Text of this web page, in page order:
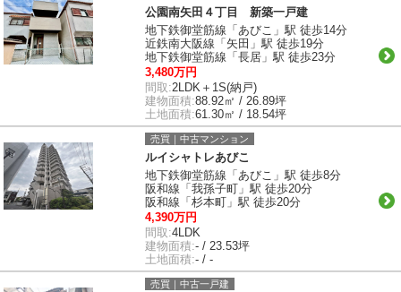
公園南矢田４丁目 新築一戸建
地下鉄御堂筋線「あびこ」駅 徒歩14分
近鉄南大阪線「矢田」駅 徒歩19分
地下鉄御堂筋線「長居」駅 徒歩23分
3,480万円
間取:2LDK＋1S(納戸)
建物面積:88.92㎡ / 26.89坪
土地面積:61.30㎡ / 18.54坪
売買｜中古マンション
ルイシャトレあびこ
地下鉄御堂筋線「あびこ」駅 徒歩8分
阪和線「我孫子町」駅 徒歩20分
阪和線「杉本町」駅 徒歩20分
4,390万円
間取:4LDK
建物面積:- / 23.53坪
土地面積:- / -
売買｜中古一戸建